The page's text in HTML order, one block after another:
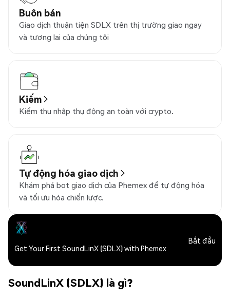
Buôn bán
Giao dịch thuận tiện SDLX trên thị trường giao ngay
và tương lai của chúng tôi
Kiếm
Kiếm thu nhập thụ động an toàn với crypto.
Tự động hóa giao dịch
Khám phá bot giao dịch của Phemex để tự động hóa
và tối ưu hóa chiến lược.
Get Your First SoundLinX (SDLX) with Phemex
Bắt đầu
SoundLinX (SDLX) là gì?